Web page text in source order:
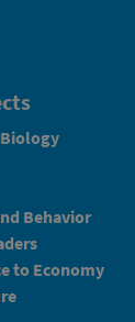
Behavior
to Economy